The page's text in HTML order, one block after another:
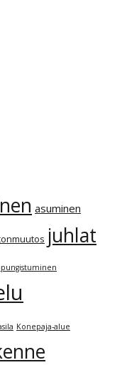
asuminen
juhlat
Konepaja-alue